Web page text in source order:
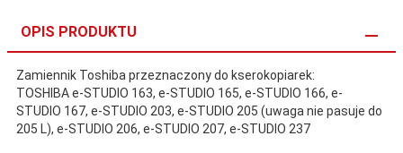
OPIS PRODUKTU
Zamiennik Toshiba przeznaczony do kserokopiarek:
TOSHIBA e-STUDIO 163, e-STUDIO 165, e-STUDIO 166, e-
STUDIO 167, e-STUDIO 203, e-STUDIO 205 (uwaga nie pasuje do
205 L), e-STUDIO 206, e-STUDIO 207, e-STUDIO 237